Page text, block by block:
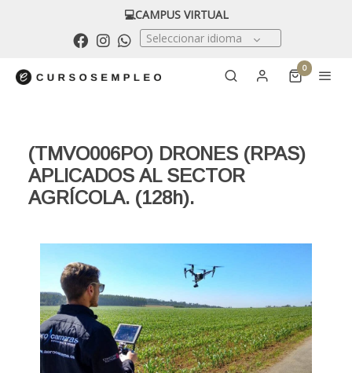
💻CAMPUS VIRTUAL
Seleccionar idioma
0
(TMVO006PO) DRONES (RPAS)
APLICADOS AL SECTOR
AGRÍCOLA. (128h).